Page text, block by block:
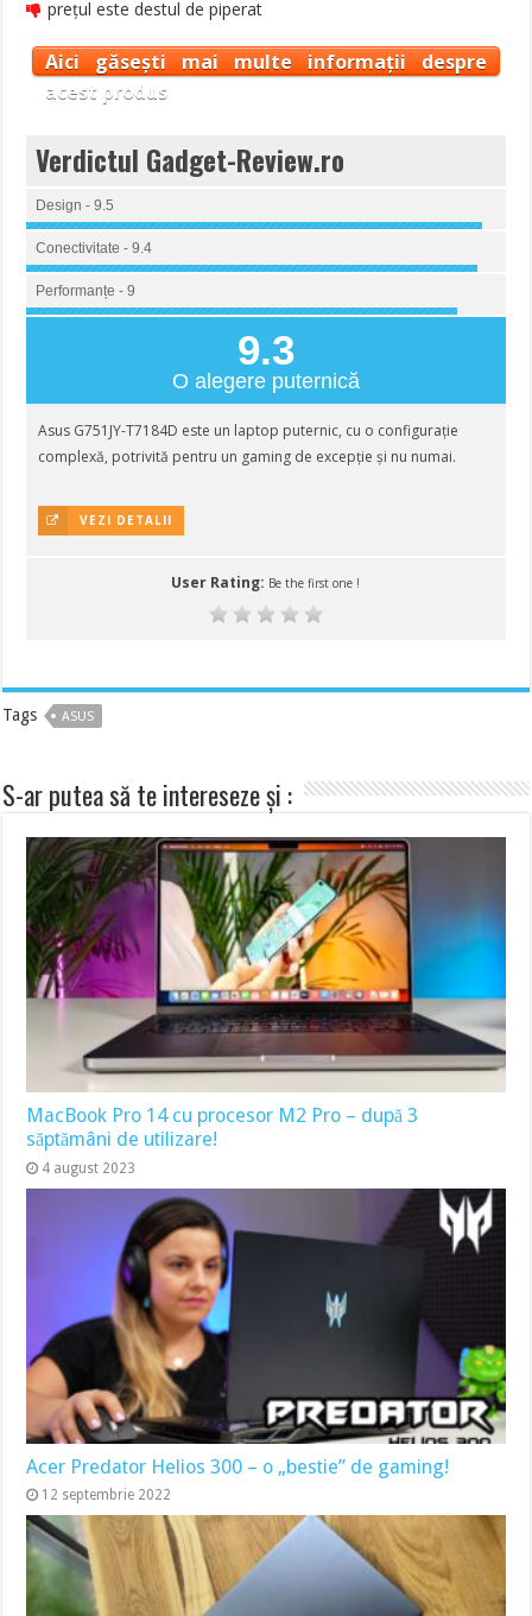
prețul este destul de piperat
Aici găsești mai multe informații despre
acest produs
Verdictul Gadget-Review.ro
Design - 9.5
Conectivitate - 9.4
Performanțe - 9
9.3
O alegere puternică
Asus G751JY-T7184D este un laptop puternic, cu o configurație
complexă, potrivită pentru un gaming de excepție și nu numai.
VEZI DETALII
User Rating: Be the first one !
Tags ASUS
S-ar putea să te intereseze și :
MacBook Pro 14 cu procesor M2 Pro – după 3
săptămâni de utilizare!
4 august 2023
Acer Predator Helios 300 – o „bestie” de gaming!
12 septembrie 2022